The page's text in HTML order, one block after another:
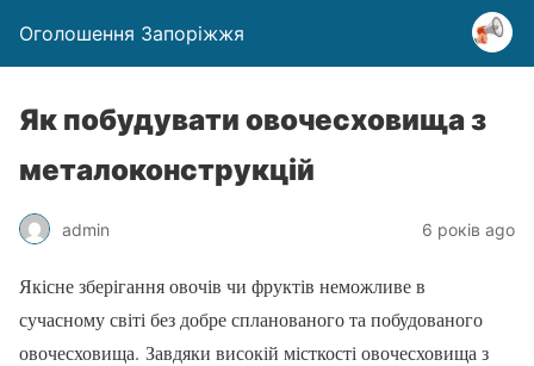
Оголошення Запоріжжя
Як побудувати овочесховища з
металоконструкцій
admin 6 років ago
Якісне зберігання овочів чи фруктів неможливе в
сучасному світі без добре спланованого та побудованого
овочесховища. Завдяки високій місткості овочесховища з